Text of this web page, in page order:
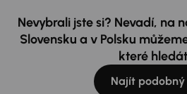
Nevybrali jste si? Nevadí, na
Slovensku a v Polsku
které
Najít podobný